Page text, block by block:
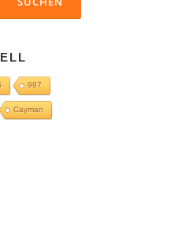
997
Cayman